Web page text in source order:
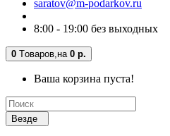
saratov@m-podarkov.ru
8:00 - 19:00 без выходных
0 Tоваров, на 0 р.
Ваша корзина пуста!
Везде